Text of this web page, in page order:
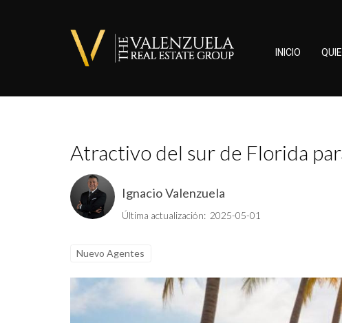
INICIO
Atractivo del sur de Florida
Ignacio Valenzuela
Última actualización: 2025-05-01
Nuevo Agentes